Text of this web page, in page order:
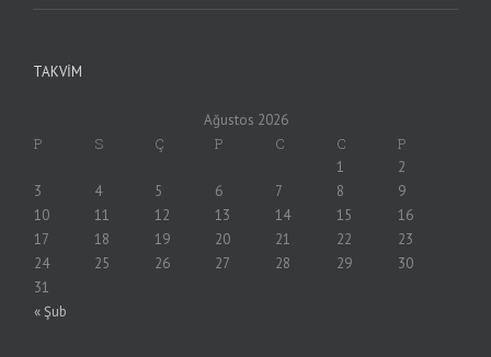
TAKVIM
Ağustos 2026
P S Ç P C C P
« Şub
1
2
3
4 5 6 7 8
9
10
11 12 13 14 15
16
17
18 19 20 21 22
23
24
25 26 27 28 29
30
31